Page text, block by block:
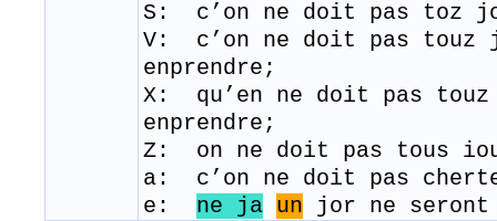
S: c’on ne doit pas toz
V: c’on ne doit pas
enprendre;
X: qu’en ne doit pas
enprendre;
Z: on ne doit pas tous
a: c’on ne doit pas
e: ne ja un jor ne